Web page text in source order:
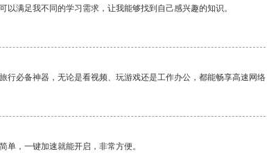
以满足我不同的学习需求，让我能够找到自己感兴趣的知识。
行必备神器，无论是看视频、玩游戏还是工作办公，都能畅享高速网
单，一键加速就能开启，非常方便。